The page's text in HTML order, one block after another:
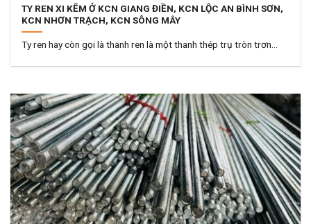
TY REN XI KẼM Ở KCN GIANG ĐIỀN, KCN LỘC AN BÌNH SƠN,
KCN NHƠN TRẠCH, KCN SÔNG MÂY
Ty ren hay còn gọi là thanh ren là một thanh thép trụ tròn trơn...